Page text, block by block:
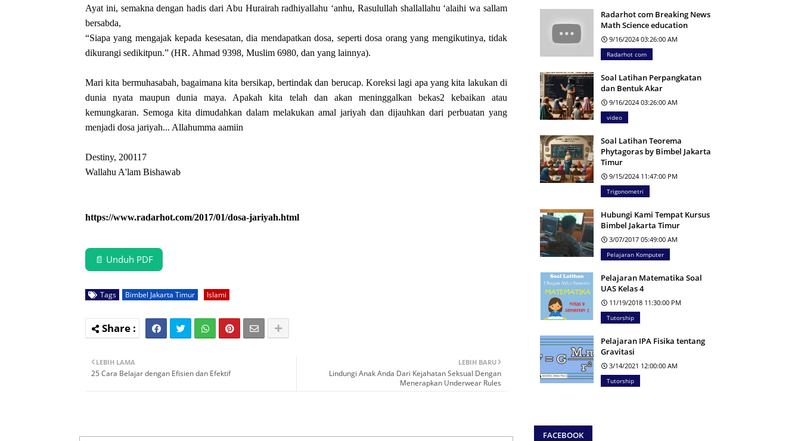
Ayat ini, semakna dengan hadis dari Abu Hurairah radhiyallahu ‘anhu, Rasulullah shallallahu ‘alaihi wa sallam
bersabda,
“Siapa yang mengajak kepada kesesatan, dia mendapatkan dosa, seperti dosa orang yang mengikutinya, tidak
dikurangi sedikitpun.” (HR. Ahmad 9398, Muslim 6980, dan yang lainnya).
Mari kita bermuhasabah, bagaimana kita bersikap, bertindak dan berucap. Koreksi lagi apa yang kita lakukan di
dunia nyata maupun dunia maya. Apakah kita telah dan akan meninggalkan bekas2 kebaikan atau
kemungkaran. Semoga kita dimudahkan dalam melakukan amal jariyah dan dijauhkan dari perbuatan yang
menjadi dosa jariyah... Allahumma aamiin
Destiny, 200117
Wallahu A'lam Bishawab
https://www.radarhot.com/2017/01/dosa-jariyah.html
📄 Unduh PDF
Tags Bimbel Jakarta Timur Islami
LEBIH BARU
Lindungi Anak Anda Dari Kejahatan Seksual Dengan
Menerapkan Underwear Rules
LEBIH LAMA
25 Cara Belajar dengan Efisien dan Efektif
Radarhot com Breaking News
Math Science education
9/16/2024 03:26:00 AM
Radarhot com
Soal Latihan Perpangkatan
dan Bentuk Akar
9/16/2024 03:26:00 AM
video
Soal Latihan Teorema
Phytagoras by Bimbel Jakarta
Timur
9/15/2024 11:47:00 PM
Trigonometri
Hubungi Kami Tempat Kursus
Bimbel Jakarta Timur
3/07/2017 05:49:00 AM
Pelajaran Komputer
Pelajaran Matematika Soal
UAS Kelas 4
11/19/2018 11:30:00 PM
Tutorship
Pelajaran IPA Fisika tentang
Gravitasi
3/14/2021 12:00:00 AM
Tutorship
FACEBOOK